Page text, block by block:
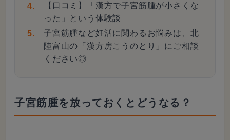
【口コミ】「漢方で子宮筋腫が小さくな
った」という体験談
子宮筋腫など妊活に関わるお悩みは、北
陸富山の「漢方房こうのとり」にご相談
ください◎
子宮筋腫を放っておくとどうなる？